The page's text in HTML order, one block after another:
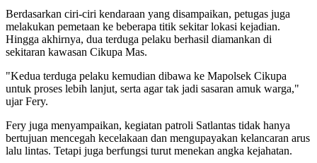
Berdasarkan ciri-ciri kendaraan yang disampaikan, petugas juga
melakukan pemetaan ke beberapa titik sekitar lokasi kejadian.
Hingga akhirnya, dua terduga pelaku berhasil diamankan di
sekitaran kawasan Cikupa Mas.
"Kedua terduga pelaku kemudian dibawa ke Mapolsek Cikupa
untuk proses lebih lanjut, serta agar tak jadi sasaran amuk warga,"
ujar Fery.
Fery juga menyampaikan, kegiatan patroli Satlantas tidak hanya
bertujuan mencegah kecelakaan dan mengupayakan kelancaran arus
lalu lintas. Tetapi juga berfungsi turut menekan angka kejahatan.